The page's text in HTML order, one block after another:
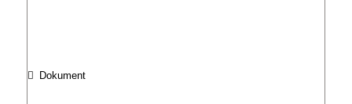
Dokument